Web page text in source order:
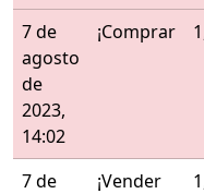
7 de
agosto
de
2023,
14:02
¡Comprar
7 de
¡Vender